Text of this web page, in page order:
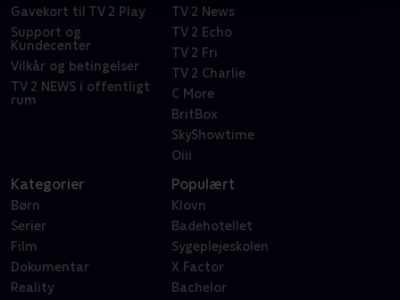
Gavekort til TV 2 Play
Support og
Kundecenter
Vilkår og betingelser
TV 2 NEWS i offentligt
rum
TV 2 News
TV 2 Echo
TV 2 Fri
TV 2 Charlie
C More
BritBox
SkyShowtime
Oiii
Kategorier
Børn
Serier
Film
Dokumentar
Reality
Populært
Klovn
Badehotellet
Sygeplejeskolen
X Factor
Bachelor